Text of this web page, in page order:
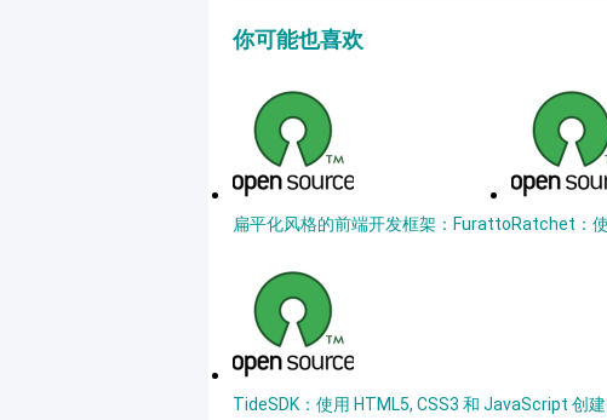
你可能也喜欢
扁平化风格的前端开发框架：FurattoRatchet：
TideSDK：使用 HTML5, CSS3 和 JavaScript 创